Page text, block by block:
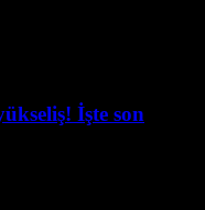
İşte son